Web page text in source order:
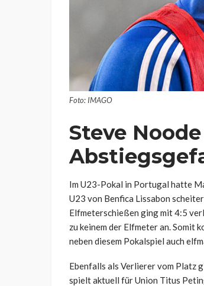
Foto: IMAGO
Steve
Im U23-Pokal in Portugal hatte
U23 von Benfica Lissabon
Elfmeterschießen ging mit 4:5
zu keinem der Elfmeter an. Somit
neben diesem Pokalspiel auch
Ebenfalls als Verlierer vom Platz
spielt aktuell für Union Titus